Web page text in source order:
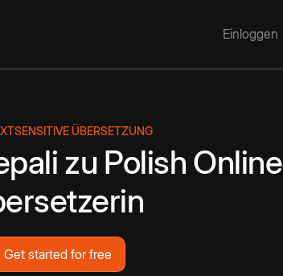
Einloggen
ÜBERSETZUNG
zu Polish Online
Get started for free